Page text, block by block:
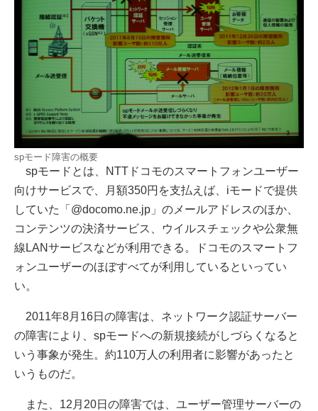
spモード障害の概要
spモードとは、NTTドコモのスマートフォンユーザー
向けサービスで、月額350円を支払えば、iモードで提供
していた「@docomo.ne.jp」のメールアドレスのほか、
コンテンツの決済サービス、ウイルスチェックや公衆無
線LANサービスなどが利用できる。ドコモのスマートフ
ォンユーザーのほぼすべてが利用しているといってい
い。
2011年8月16日の障害は、ネットワーク認証サーバー
の障害により、spモードへの新規接続がしづらくなると
いう事象が発生。約110万人の利用者に影響があったと
いうものだ。
また、12月20日の障害では、ユーザー管理サーバーの